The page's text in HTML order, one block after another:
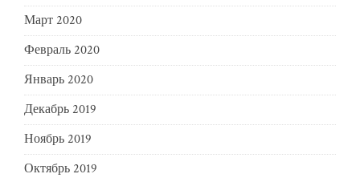
Март 2020
Февраль 2020
Январь 2020
Декабрь 2019
Ноябрь 2019
Октябрь 2019